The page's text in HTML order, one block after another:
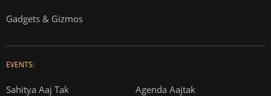
Gadgets & Gizmos
EVENTS:
Sahitya Aaj Tak Agenda Aajtak